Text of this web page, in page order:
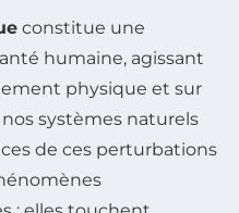
constitue une
humaine, agissant
physique et sur
systèmes naturels
de ces perturbations